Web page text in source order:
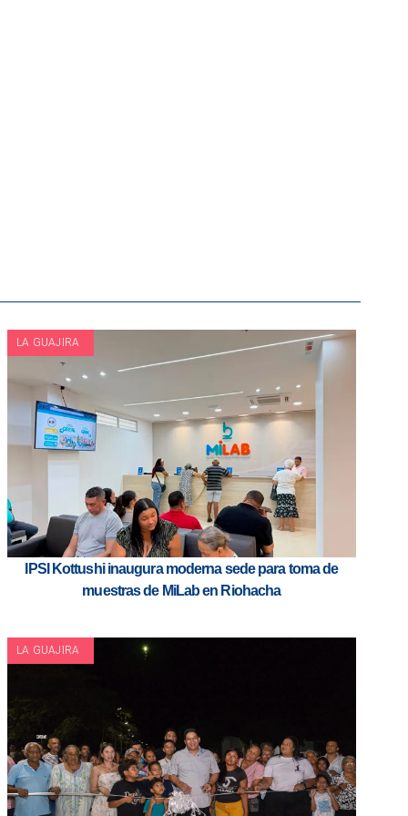
LA GUAJIRA
IPSI Kottushi inaugura moderna sede para toma de
muestras de MiLab en Riohacha
LA GUAJIRA